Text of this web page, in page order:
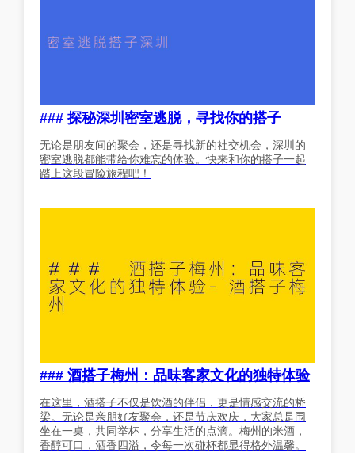
### 探秘深圳密室逃脱，寻找你的搭子
无论是朋友间的聚会，还是寻找新的社交机会，深圳的
密室逃脱都能带给你难忘的体验。快来和你的搭子一起
踏上这段冒险旅程吧！
### 酒搭子梅州：品味客家文化的独特体验
在这里，酒搭子不仅是饮酒的伴侣，更是情感交流的桥
梁。无论是亲朋好友聚会，还是节庆欢庆，大家总是围
坐在一桌，共同举杯，分享生活的点滴。梅州的米酒，
香醇可口，酒香四溢，令每一次碰杯都显得格外温馨。